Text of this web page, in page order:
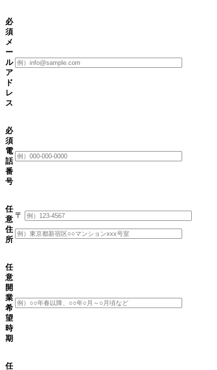
必
須
メ
ー
ル
ア
ド
レ
ス
必
須
電
話
番
号
任
意
住
所
〒
任
意
開
業
希
望
時
期
任